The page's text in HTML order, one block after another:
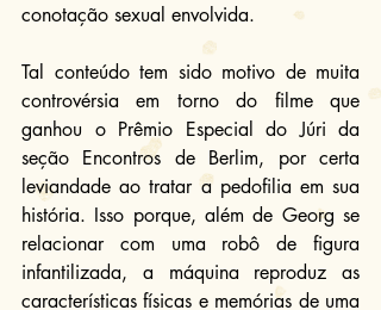
conotação sexual envolvida.
Tal conteúdo tem sido motivo de muita
controvérsia em torno do filme que
ganhou o Prêmio Especial do Júri da
seção Encontros de Berlim, por certa
leviandade ao tratar a pedofilia em sua
história. Isso porque, além de Georg se
relacionar com uma robô de figura
infantilizada, a máquina reproduz as
características físicas e memórias de uma